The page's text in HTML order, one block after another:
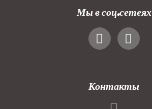
Мы в соц.сетеях
Контакты